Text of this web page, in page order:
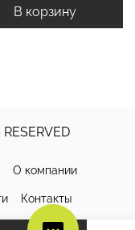
В корзину
О компании
Контакты
Уход за изделиями